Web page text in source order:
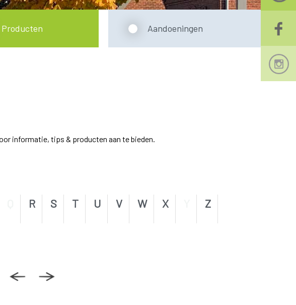
Producten Aandoeningen
informatie, tips & producten aan te bieden.
R S T U V W X Z